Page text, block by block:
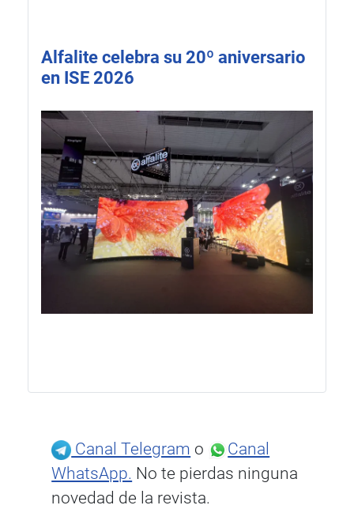
Alfalite celebra su 20º aniversario
en ISE 2026
Canal Telegram o
Canal
WhatsApp. No te pierdas ninguna
novedad de la revista.